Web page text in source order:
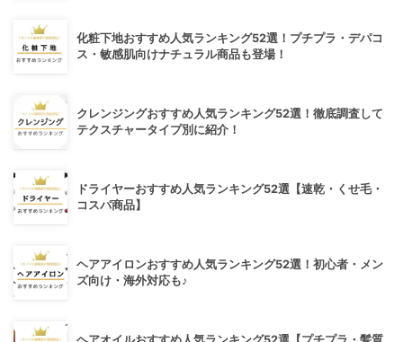
化粧下地おすすめ人気ランキング52選！プチプラ・デパコ
ス・敏感肌向けナチュラル商品も登場！
クレンジングおすすめ人気ランキング52選！徹底調査して
テクスチャータイプ別に紹介！
ドライヤーおすすめ人気ランキング52選【速乾・くせ毛・
コスパ商品】
ヘアアイロンおすすめ人気ランキング52選！初心者・メン
ズ向け・海外対応も♪